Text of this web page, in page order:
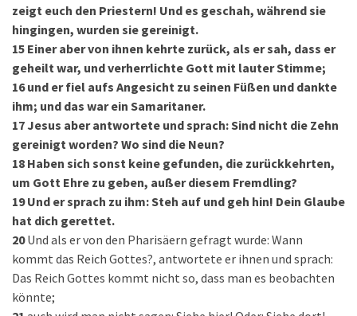
zeigt euch den Priestern! Und es geschah, während sie
hingingen, wurden sie gereinigt.
15 Einer aber von ihnen kehrte zurück, als er sah, dass er
geheilt war, und verherrlichte Gott mit lauter Stimme;
16 und er fiel aufs Angesicht zu seinen Füßen und dankte
ihm; und das war ein Samaritaner.
17 Jesus aber antwortete und sprach: Sind nicht die Zehn
gereinigt worden? Wo sind die Neun?
18 Haben sich sonst keine gefunden, die zurückkehrten,
um Gott Ehre zu geben, außer diesem Fremdling?
19 Und er sprach zu ihm: Steh auf und geh hin! Dein Glaube
hat dich gerettet.
20 Und als er von den Pharisäern gefragt wurde: Wann
kommt das Reich Gottes?, antwortete er ihnen und sprach:
Das Reich Gottes kommt nicht so, dass man es beobachten
könnte;